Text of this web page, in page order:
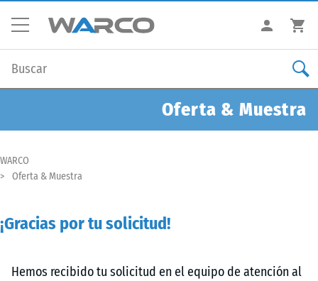
Oferta & Muestra
WARCO
Oferta & Muestra
¡Gracias por tu solicitud!
Hemos recibido tu solicitud en el equipo de atención al